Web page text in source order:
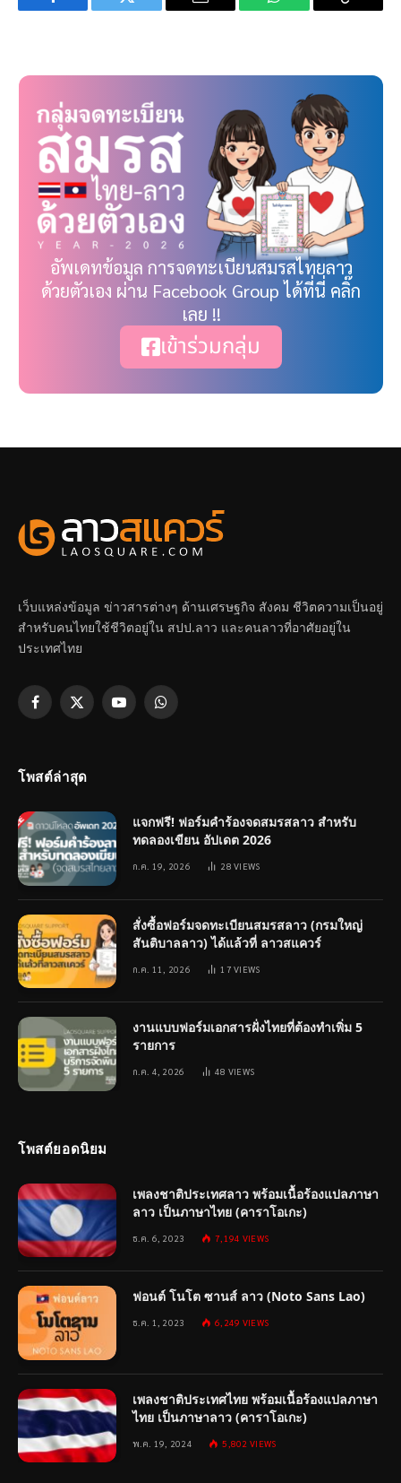
Facebook Twitter Email WhatsApp Copy
อัพเดทข้อมูล การจดทะเบียนสมรสไทยลาว
ด้วยตัวเอง ผ่าน Facebook Group ได้ที่นี่ คลิ๊ก
เลย !!
เข้าร่วมกลุ่ม
เว็บแหล่งข้อมูล ข่าวสารต่างๆ ด้านเศรษฐกิจ สังคม ชีวิตความเป็นอยู่
สำหรับคนไทยใช้ชีวิตอยู่ใน สปป.ลาว และคนลาวที่อาศัยอยู่ใน
ประเทศไทย
Facebook
X
YouTubeWhatsApp
โพสต์ล่าสุด
แจกฟรี! ฟอร์มคำร้องจดสมรสลาว สำหรับ
ทดลองเขียน อัปเดต 2026
ก.ค. 19, 2026 28VIEWS
สั่งซื้อฟอร์มจดทะเบียนสมรสลาว (กรมใหญ่
สันติบาลลาว) ได้แล้วที่ ลาวสแควร์
ก.ค. 11, 2026 17VIEWS
งานแบบฟอร์มเอกสารฝั่งไทยที่ต้องทำเพิ่ม 5
รายการ
ก.ค. 4, 2026 48 VIEWS
โพสต์ยอดนิยม
เพลงชาติประเทศลาว พร้อมเนื้อร้องแปลภาษา
ลาว เป็นภาษาไทย (คาราโอเกะ)
ธ.ค. 6, 2023 7,194 VIEWS
ฟอนต์ โนโต ซานส์ ลาว (Noto Sans Lao)
ธ.ค. 1, 2023 6,249 VIEWS
เพลงชาติประเทศไทย พร้อมเนื้อร้องแปลภาษา
ไทย เป็นภาษาลาว (คาราโอเกะ)
พ.ค. 19, 2024 5,802VIEWS